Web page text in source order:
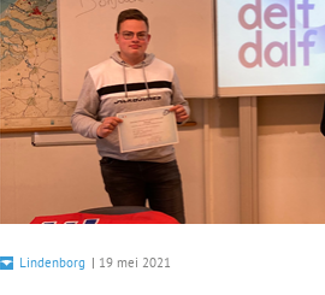
Lindenborg | 19 mei 2021